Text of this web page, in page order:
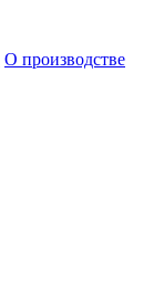
О производстве